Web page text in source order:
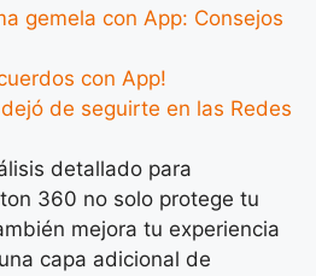
gemela con App: Consejos
con App!
de seguirte en las Redes
detallado para
360 no solo protege tu
mejora tu experiencia
capa adicional de